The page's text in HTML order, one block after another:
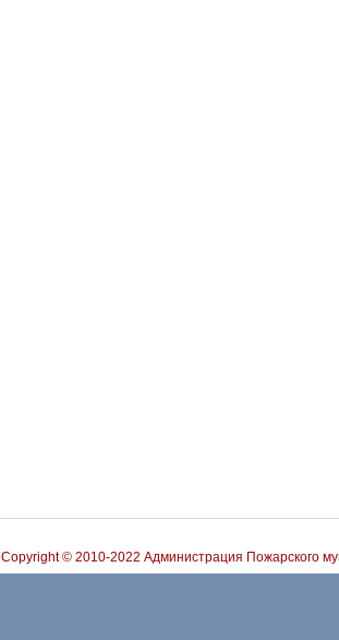
Copyright © 2010-2022 Администрация Пожарского